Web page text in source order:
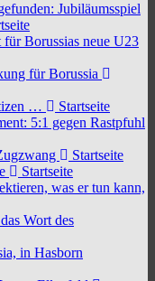
Jubiläumsspiel
für Borussias neue U23
für Borussia
…
Startseite
5:1 gegen Rastpfuhl
Startseite
Startseite
was er tun kann,
Wort des
in Hasborn